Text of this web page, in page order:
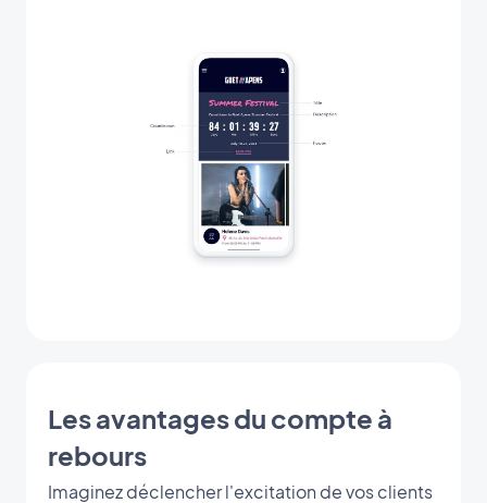
Les avantages du compte à
rebours
Imaginez déclencher l'excitation de vos clients